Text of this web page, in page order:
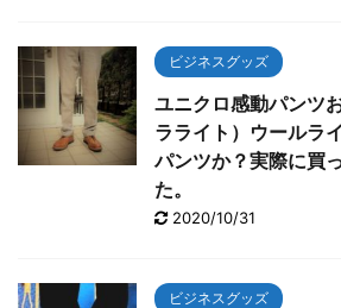
ビジネスグッズ
ユニクロ感動パンツ
ラライト）ウールラ
パンツか？実際に買
た。
2020/10/31
ビジネスグッズ